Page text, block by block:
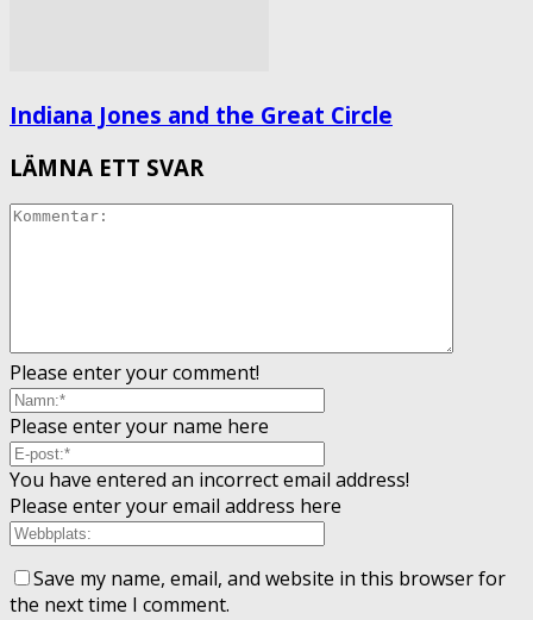
Indiana Jones and the Great Circle
LÄMNA ETT SVAR
Please enter your comment!
Please enter your name here
You have entered an incorrect email address!
Please enter your email address here
Save my name, email, and website in this browser for
the next time I comment.